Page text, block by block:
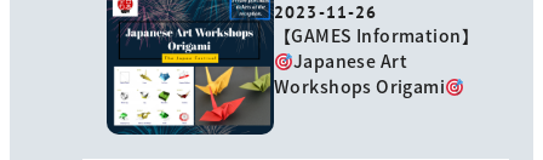
2023-11-26
【GAMES Information】
Japanese Art
Workshops Origami